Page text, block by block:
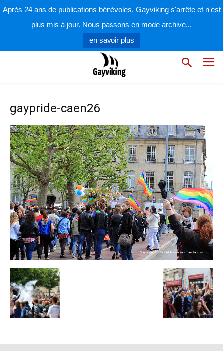
Après 24 ans de publications bénévoles, Gayviking s'arrête et n'est
plus mis à jour. Nous passons en mode archive...
en savoir plus
gaypride-caen26